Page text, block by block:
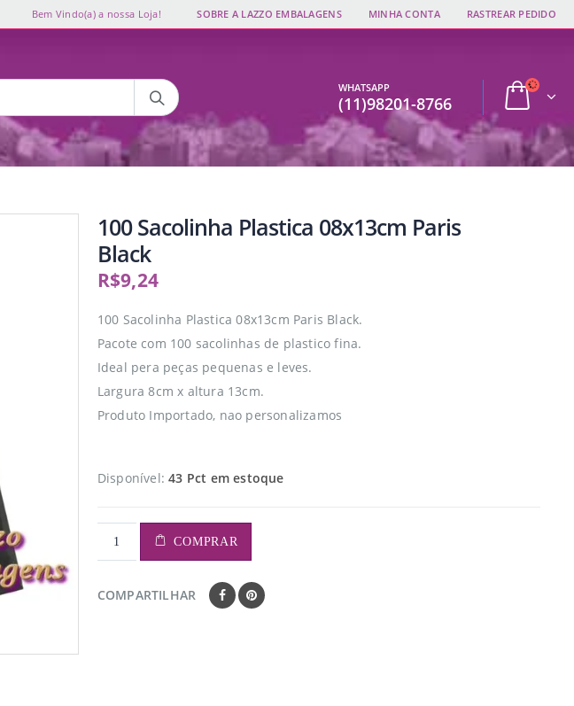
Bem Vindo(a) a nossa Loja! SOBRE A LAZZO EMBALAGENS MINHA CONTA RASTREAR PEDIDO
WHATSAPP
(11)98201-8766
100 Sacolinha Plastica 08x13cm Paris
Black
R$9,24
100 Sacolinha Plastica 08x13cm Paris Black.
Pacote com 100 sacolinhas de plastico fina.
Ideal pera peças pequenas e leves.
Largura 8cm x altura 13cm.
Produto Importado, nao personalizamos
Disponível:43 Pct em estoque
COMPRAR
COMPARTILHAR